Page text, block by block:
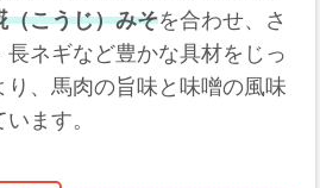
（こうじ）みそを合わせ、さ
長ネギなど豊かな具材をじっ
り、馬肉の旨味と味噌の風味
ます。